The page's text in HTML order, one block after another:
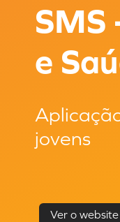
SMS
e
jovens
Ver o website